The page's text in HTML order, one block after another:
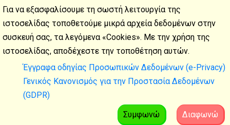
Καλοκαιρινές
διακοπές
Η Ψηφιακή Τεχνολογία θα είναι
ΚΛΕΙΣΤΗ απόΔευτέρα 3
Αυγούστου2026
Για να εξασφαλίσουμε τη σωστή λειτουργία της
ιστοσελίδας τοποθετούμε μικρά αρχεία δεδομένων στην
συσκευή σας, τα λεγόμενα «Cookies». Με την χρήση της
ιστοσελίδας, αποδέχεστε την τοποθέτηση αυτών.
Έγγραφα οδηγίας Προσωπικών Δεδομένων (e-Privacy)
Γενικός Κανονισμός για την Προστασία Δεδομένων
(GDPR)
Διαφωνώ
Συμφωνώ